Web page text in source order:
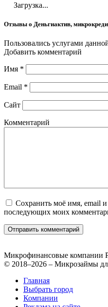
Загрузка...
Отзывы о Деньгиактив,
Пользовались услугами
Добавить комментарий
Имя *
Email *
Сайт
Комментарий
Сохранить моё имя, email и
последующих моих
Микрофинансовые компании
© 2018–2026 – Микрозаймы
Главная
Выбрать город
Компании